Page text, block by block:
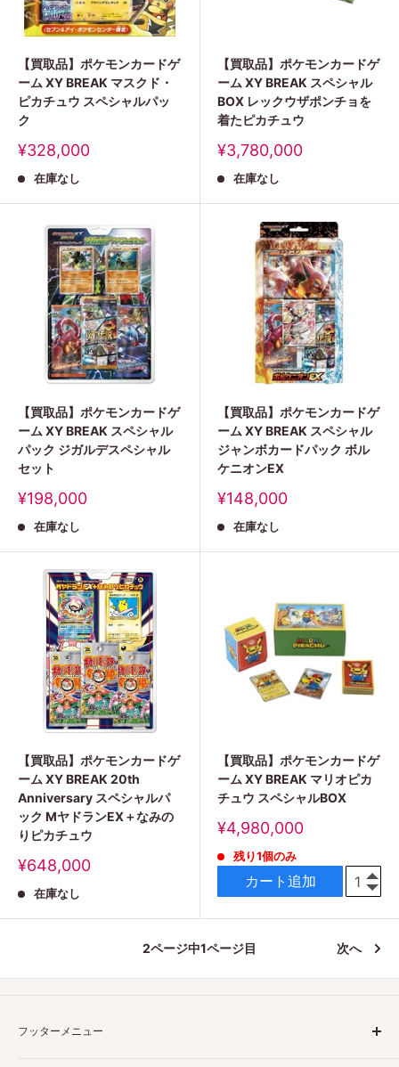
【買取品】ポケモンカードゲ
ーム XY BREAK マスクド・
ピカチュウ スペシャルパッ
ク
販
価
¥328,000
在庫なし
【買取品】ポケモンカードゲ
ーム XY BREAK スペシャル
BOX レックウザポンチョを
着たピカチュウ
販
価
¥3,780,000
在庫なし
【買取品】ポケモンカードゲ
ーム XY BREAK スペシャル
パック ジガルデスペシャル
セット
販
価
¥198,000
在庫なし
【買取品】ポケモンカードゲ
ーム XY BREAK スペシャル
ジャンボカードパック ボル
ケニオンEX
販
価
¥148,000
在庫なし
【買取品】ポケモンカードゲ
ーム XY BREAK 20th
Anniversary スペシャルパ
ック MヤドランEX＋なみの
りピカチュウ
販
価
¥648,000
在庫なし
【買取品】ポケモンカードゲ
ーム XY BREAK マリオピカ
チュウ スペシャルBOX
販
価
¥4,980,000
残り1個のみ
カート追加
2ページ中1ページ目 次へ
フッターメニュー